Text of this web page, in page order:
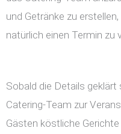
und Getränke zu
natürlich einen Termin zu
Sobald die Details
Catering-Team zur
Gästen köstliche